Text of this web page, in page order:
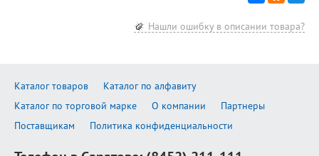
Нашли ошибку в описании товара?
Каталог товаров
Каталог по алфавиту
Каталог по торговой марке
О компании
Партнеры
Поставщикам
Политика конфиденциальности